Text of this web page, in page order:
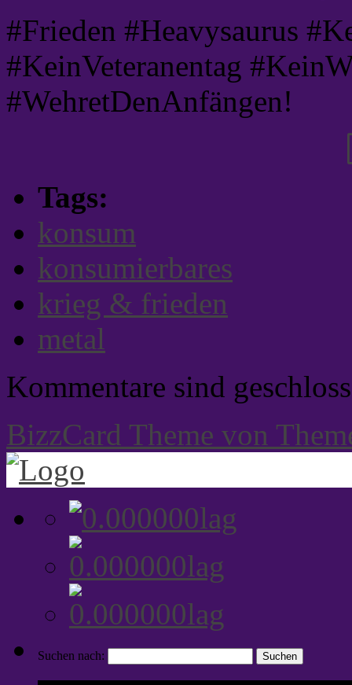
#Frieden #Heavysaurus
#KeinVeteranentag
#WehretDenAnfängen!
Tags:
konsum
konsumierbares
krieg & frieden
metal
Kommentare sind
BizzCard Theme von
Suchen nach: